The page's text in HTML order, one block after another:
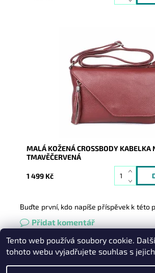
Tmavěčervená kožená kabelka ideální
velikosti, kterou lze nosit jako crossbody
rameni podél...
Skladem
16600
Vera Pelle
2 roky
MALÁ KOŽENÁ CROSSBODY KABELKA
TMAVĚČERVENÁ
1 499 Kč
Buďte první, kdo napíše příspěvek k této
Přidat komentář
Heureka.cz | Zboží.cz
Tento web používá soubory cookie.
tohoto webu vyjadřujete souhlas s